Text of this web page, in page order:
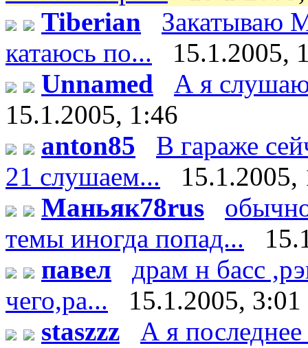
Tiberian
Закатываю
катаюсь по...
15.1.2005,
Unnamed
А я
15.1.2005, 1:46
anton85
В гараже
21 слушаем...
15.1.2005,
Маньяк78rus
темы иногда попад...
павел
драм н басс
чего,ра...
15.1.2005, 3:01
staszzz
А я